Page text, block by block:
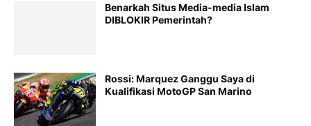
Benarkah Situs Media-media Islam
DIBLOKIR Pemerintah?
Rossi: Marquez Ganggu Saya di
Kualifikasi MotoGP San Marino